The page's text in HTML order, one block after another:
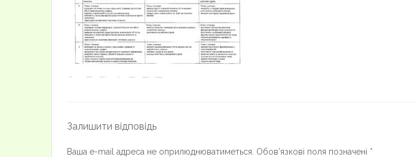
Залишити відповідь
Ваша e-mail адреса не оприлюднюватиметься. Обов’язкові поля позначені *